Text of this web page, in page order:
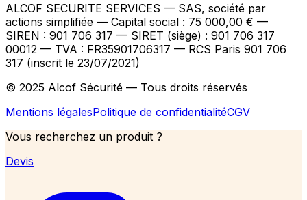
ALCOF SECURITE SERVICES — SAS, société par
actions simplifiée — Capital social : 75 000,00 € —
SIREN : 901 706 317 — SIRET (siège) : 901 706 317
00012 — TVA : FR35901706317 — RCS Paris 901 706
317 (inscrit le 23/07/2021)
© 2025 Alcof Sécurité — Tous droits réservés
Mentions légalesPolitique de confidentialitéCGV
Vous recherchez un produit ?
Devis